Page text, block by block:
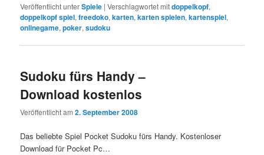
Veröffentlicht unterSpiele |Verschlagwortet mitdoppelkopf,
doppelkopf spiel,freedoko,karten,karten spielen,kartenspiel,
onlinegame,poker,sudoku
Sudoku fürs Handy –
Download kostenlos
Veröffentlicht am2. September 2008
Das beliebte Spiel Pocket Sudoku fürs Handy. Kostenloser
Download für Pocket Pc…